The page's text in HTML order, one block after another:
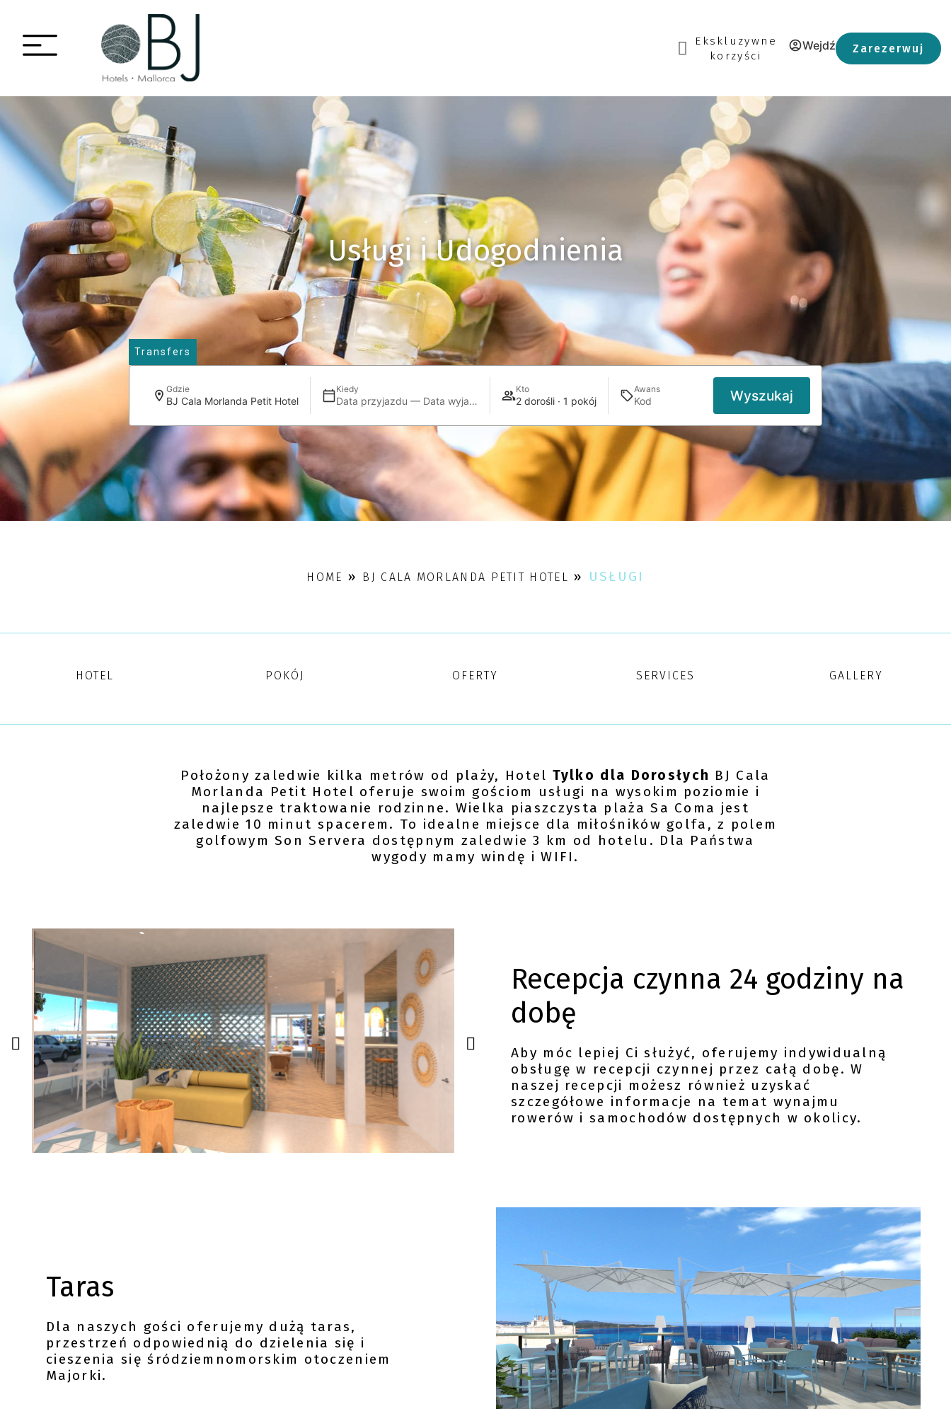
Ekskluzywne
korzyści
Wejdź Zarezerwuj
Usługi i Udogodnienia
Transfers
Gdzie
BJ Cala Morlanda Petit Hotel
Kiedy
Data przyjazdu — Data wyjazdu
Kto
2 dorośli · 1 pokój
Awans Wyszukaj
HOME » BJ CALA MORLANDA PETIT HOTEL » USŁUGI
HOTEL POKÓJ OFERTY SERVICES GALLERY
Położony zaledwie kilka metrów od plaży, Hotel Tylko dla Dorosłych BJ Cala
Morlanda Petit Hotel oferuje swoim gościom usługi na wysokim poziomie i
najlepsze traktowanie rodzinne. Wielka piaszczysta plaża Sa Coma jest
zaledwie 10 minut spacerem. To idealne miejsce dla miłośników golfa, z polem
golfowym Son Servera dostępnym zaledwie 3 km od hotelu. Dla Państwa
wygody mamy windę i WIFI.
Recepcja czynna 24 godziny na
dobę
Aby móc lepiej Ci służyć, oferujemy indywidualną
obsługę w recepcji czynnej przez całą dobę. W
naszej recepcji możesz również uzyskać
szczegółowe informacje na temat wynajmu
rowerów i samochodów dostępnych w okolicy.
Taras
Dla naszych gości oferujemy dużą taras,
przestrzeń odpowiednią do dzielenia się i
cieszenia się śródziemnomorskim otoczeniem
Majorki.